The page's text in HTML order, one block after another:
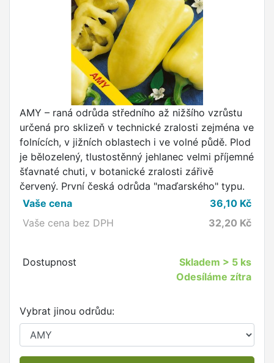
AMY – raná odrůda středního až nižšího vzrůstu
určená pro sklizeň v technické zralosti zejména ve
folnících, v jižních oblastech i ve volné půdě. Plod
je bělozelený, tlustostěnný jehlanec velmi příjemné
šťavnaté chuti, v botanické zralosti zářivě
červený. První česká odrůda "maďarského" typu.
Vaše cena
36,10 Kč
Vaše cena bez DPH
32,20 Kč
Dostupnost Skladem > 5 ks
Odesíláme zítra
Vybrat jinou odrůdu: